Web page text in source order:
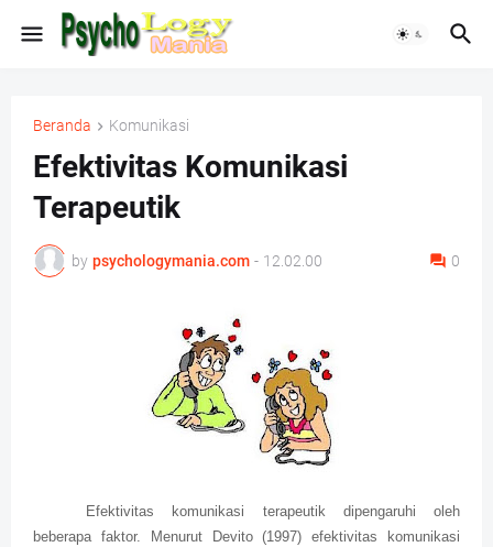
Beranda Komunikasi
Efektivitas Komunikasi
Terapeutik
by psychologymania.com - 12.02.00 0
Efektivitas komunikasi terapeutik dipengaruhi oleh
beberapa faktor. Menurut Devito (1997) efektivitas komunikasi